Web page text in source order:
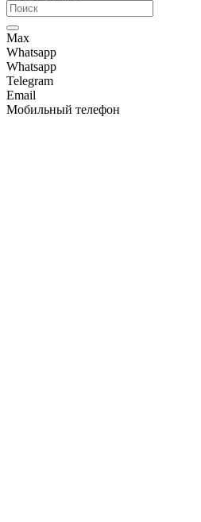
Max
Whatsapp
Whatsapp
Telegram
Email
Мобильный телефон